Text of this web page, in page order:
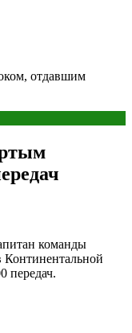
отдавшим
команды
Континентальной
передач.